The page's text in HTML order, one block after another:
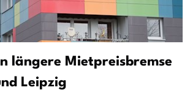
längere Mietpreisbremse
Leipzig